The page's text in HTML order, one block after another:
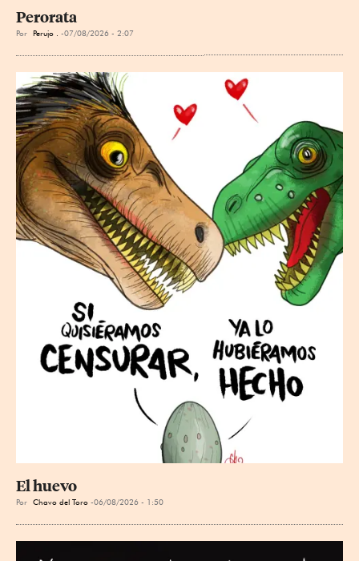
Perorata
Por Perujo . 07/08/2026 - 2:07
El huevo
Por Chavo del Toro 06/08/2026 - 1:50